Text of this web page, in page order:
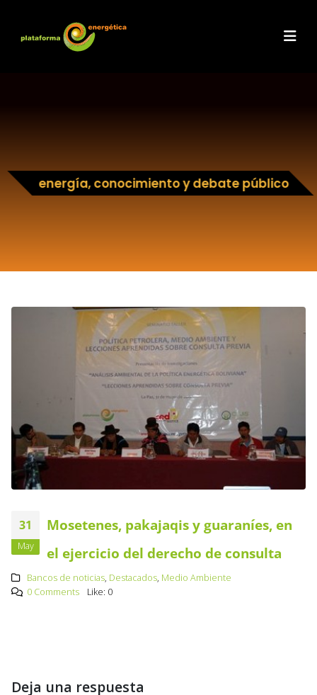
energía, conocimiento y debate público
31
May
Mosetenes, pakajaqis y guaraníes, en
el ejercicio del derecho de consulta
Bancos de noticias, Destacados, Medio Ambiente
0 Comments
Like: 0
Deja una respuesta